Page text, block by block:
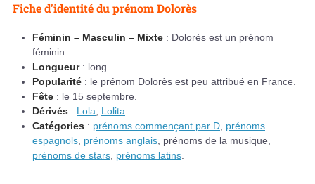
Fiche d'identité du prénom Dolorès
Féminin – Masculin – Mixte : Dolorès est un prénom
féminin.
Longueur: long.
Popularité : le prénom Dolorès est peu attribué en France.
Fête : le 15 septembre.
Dérivés : Lola Lolita
Catégories : prénoms commençant par D prénoms
espagnols prénoms anglais , prénoms de la musique,
prénoms de stars prénoms latins